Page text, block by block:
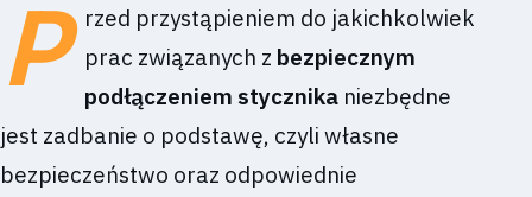
P
rzed przystąpieniem do jakichkolwiek
prac związanych z bezpiecznym
podłączeniem stycznika niezbędne
jest zadbanie o podstawę, czyli własne
bezpieczeństwo oraz odpowiednie